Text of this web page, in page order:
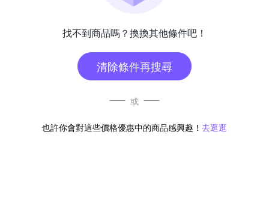
找不到商品嗎？換換其他條件吧！
清除條件再搜尋
或
也許你會對這些價格優惠中的商品感興趣！ 去逛逛